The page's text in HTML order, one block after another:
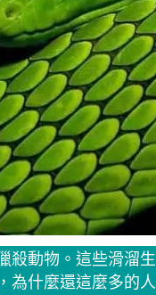
殺動物。這些滑溜
為什麼還這麼多的